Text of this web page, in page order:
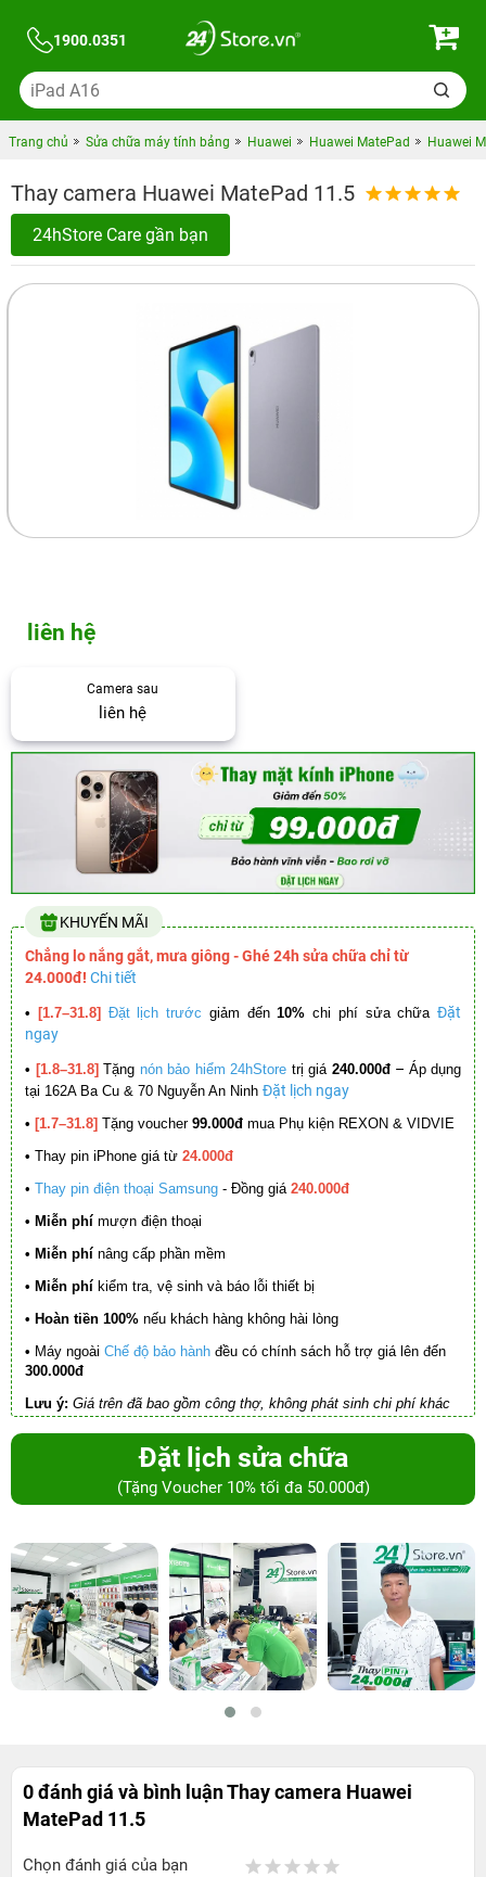
1900.0351
Trang chủ Sửa chữa máy tính bảng Huawei Huawei MatePad Huawei
Thay camera Huawei MatePad 11.5
24hStore Care gần bạn
liên hệ
Camera sau
liên hệ
KHUYẾN MÃI
Chẳng lo nắng gắt, mưa giông - Ghé 24h sửa chữa chỉ từ
24.000đ! Chi tiết
• [1.7–31.8] Đặt lịch trước giảm đến10% chi phí sửa chữa Đặt
ngay
• [1.8–31.8] Tặng nón bảo hiểm 24hStore trị giá 240.000đ – Áp dụng
tại 162A Ba Cu & 70 Nguyễn An Ninh Đặt lịch ngay
• [1.7–31.8] Tặng voucher 99.000đ mua Phụ kiện REXON & VIDVIE
• Thay pin iPhone giá từ 24.000đ
• Thay pin điện thoại Samsung - Đồng giá 240.000đ
• Miễn phí mượn điện thoại
• Miễn phí nâng cấp phần mềm
• Miễn phí kiểm tra, vệ sinh và báo lỗi thiết bị
• Hoàn tiền 100% nếu khách hàng không hài lòng
• Máy ngoài Chế độ bảo hành đều có chính sách hỗ trợ giá lên đến
300.000đ
Lưu ý: Giá trên đã bao gồm công thợ, không phát sinh chi phí khác
Đặt lịch sửa chữa
(Tặng Voucher 10% tối đa 50.000đ)
0 đánh giá và bình luậnThay camera Huawei
MatePad 11.5
Chọn đánh giá của bạn